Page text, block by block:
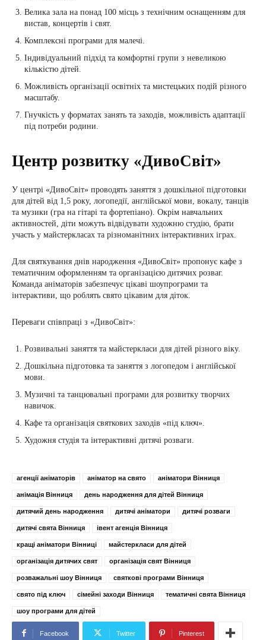
Велика зала на понад 100 місць з технічним оснащенням для
вистав, концертів і свят.
Комплексні програми для малечі.
Індивідуальний підхід та комфортні групи з невеликою
кількістю дітей.
Можливість організації освітніх та мистецьких подій різного
масштабу.
Гнучкість у форматах занять та заходів, можливість адаптації
під потреби родини.
Центр розвитку «ДивоСвіт»
У центрі «ДивоСвіт» проводять заняття з дошкільної підготовки
для дітей від 1,5 року, логопедії, англійської мови, вокалу, танців
та музики (гра на гітарі та фортепіано). Окрім навчальних
активностей, діти можуть відвідувати художню студію, брати
участь у майстеркласах та різноманітних інтерактивних іграх.
Для святкування днів народження «ДивоСвіт» пропонує кафе з
тематичним оформленням та організацією дитячих розваг.
Команда аніматорів забезпечує цікаві шоупрограми та
інтерактиви, що роблять свято цікавим для діток.
Переваги співпраці з «ДивоСвіт»:
Розвивальні заняття та майстеркласи для дітей різного віку.
Дошкільна підготовка та заняття з логопедом і англійської
мови.
Музичні та танцювальні програми для розвитку творчих
навичок.
Кафе та організація святкових заходів «під ключ».
Художня студія та інтерактивні дитячі розваги.
агенції аніматорів аніматор на свято аніматори Вінниця
анімація Вінниця день народження для дітей Вінниця
дитячий день народження дитячі аніматори дитячі розваги
дитячі свята Вінниця івент агенція Вінниця
кращі аніматори Вінниці майстеркласи для дітей
організація дитячих свят організація свят Вінниця
розважальні шоу Вінниця святкові програми Вінниця
свято під ключ сімейні заходи Вінниця тематичні свята Вінниця
шоу програми для дітей
Facebook Twitter Pinterest